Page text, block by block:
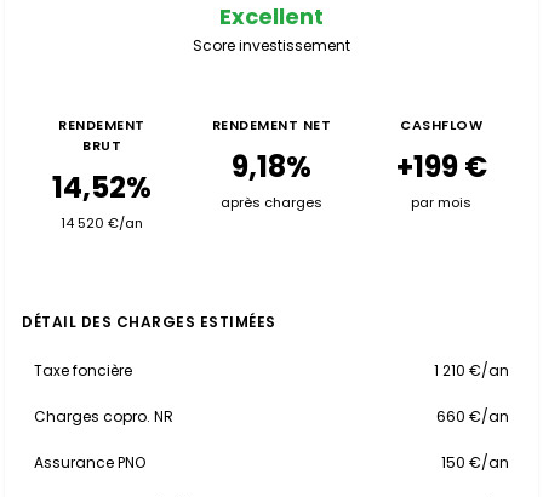
Excellent
Score investissement
RENDEMENT
BRUT
14,52%
14 520 €/an
RENDEMENT NET
9,18%
après charges
CASHFLOW
+199 €
par mois
DÉTAIL DES CHARGES ESTIMÉES
Taxe foncière 1 210 €/an
Charges copro. NR 660 €/an
Assurance PNO 150 €/an